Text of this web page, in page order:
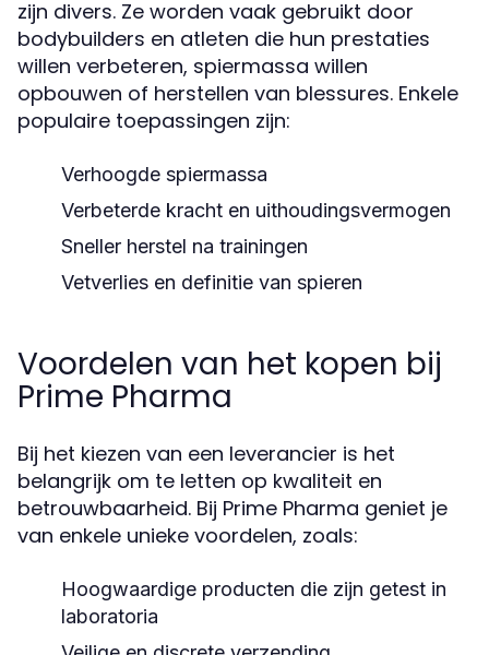
zijn divers. Ze worden vaak gebruikt door
bodybuilders en atleten die hun prestaties
willen verbeteren, spiermassa willen
opbouwen of herstellen van blessures. Enkele
populaire toepassingen zijn:
Verhoogde spiermassa
Verbeterde kracht en uithoudingsvermogen
Sneller herstel na trainingen
Vetverlies en definitie van spieren
Voordelen van het kopen bij
Prime Pharma
Bij het kiezen van een leverancier is het
belangrijk om te letten op kwaliteit en
betrouwbaarheid. Bij Prime Pharma geniet je
van enkele unieke voordelen, zoals:
Hoogwaardige producten die zijn getest in
laboratoria